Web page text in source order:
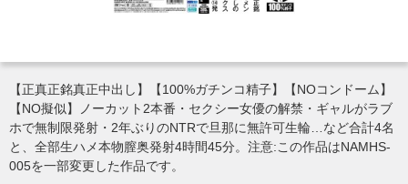
【正真正銘真正中出し】【100%ガチンコ精子】【NOコンドーム】
【NO擬似】ノーカット2本番・セクシー女優の解禁・ギャルがラブ
ホで無制限発射・2年ぶりのNTRで旦那に無許可生輪…など合計4名
と、全部生ハメ本物膣奥発射4時間45分。注意:この作品はNAMHS-
005を一部変更した作品です。